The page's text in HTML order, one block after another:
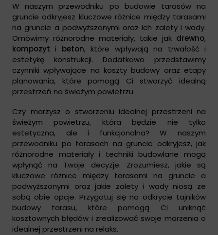
W naszym przewodniku po budowie tarasów na
gruncie odkryjesz kluczowe różnice między tarasami
na gruncie a podwyższonymi oraz ich zalety i wady.
Omówimy różnorodne materiały, takie jak drewno,
kompozyt i beton, które wpływają na trwałość i
estetykę konstrukcji. Dodatkowo przedstawimy
czynniki wpływające na koszty budowy oraz etapy
planowania, które pomogą Ci stworzyć idealną
przestrzeń na świeżym powietrzu.
Czy marzysz o stworzeniu idealnej przestrzeni na
świeżym powietrzu, która będzie nie tylko
estetyczna, ale i funkcjonalna? W naszym
przewodniku po tarasach na gruncie odkryjesz, jak
różnorodne materiały i techniki budowlane mogą
wpłynąć na Twoje decyzje. Zrozumiesz, jakie są
kluczowe różnice między tarasami na gruncie a
podwyższonymi oraz jakie zalety i wady niosą ze
sobą obie opcje. Przygotuj się na odkrycie tajników
budowy tarasu, które pomogą Ci uniknąć
kosztownych błędów i zrealizować swoje marzenia o
idealnej przestrzeni na relaks.